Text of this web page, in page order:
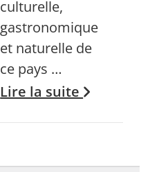
culturelle,
gastronomique
et naturelle de
ce pays …
Lire la suite